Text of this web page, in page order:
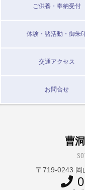
ご供養・奉納受付
体験・諸活動・御朱
交通アクセス
お問合せ
曹
〒719-0243